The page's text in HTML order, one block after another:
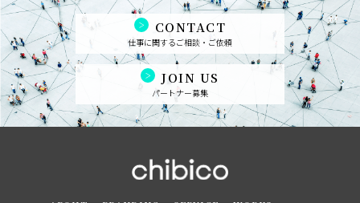
CONTACT
仕事に関するご相談・ご依頼
JOIN US
パートナー募集